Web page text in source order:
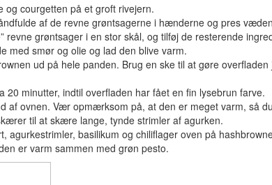
og courgetten på et groft rivejern.
af de revne grøntsagerne i hænderne og pres
revne grøntsager i en stor skål, og tilføj de resterende
med smør og olie og lad den blive varm.
ud på hele panden. Brug en ske til at gøre
20 minutter, indtil overfladen har fået en fin lysebrun farve.
af ovnen. Vær opmærksom på, at den er meget varm, så
til at skære lange, tynde strimler af agurken.
agurkestrimler, basilikum og chiliflager oven på
er varm sammen med grøn pesto.